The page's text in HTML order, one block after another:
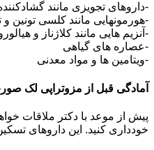
-داروهای تجویزی مانند
-هورمونهایی مانند کلسی تونین
-آنزیم هایی مانند کلاژناز و
-عصاره های گیاهی
-ویتامین ها و مواد معدنی
آمادگی قبل از مزوتراپی لک
خودداری کنید. این داروهای